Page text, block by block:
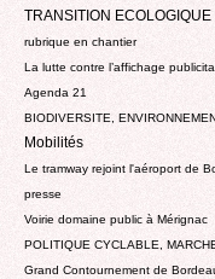
TRANSITION ECOLOGIQUE
rubrique en chantier
La lutte contre l’affichage
Agenda 21
BIODIVERSITE,
Mobilités
Le tramway rejoint l'aéroport de
presse
Voirie domaine public à Mérignac
POLITIQUE CYCLABLE,
Grand Contournement de